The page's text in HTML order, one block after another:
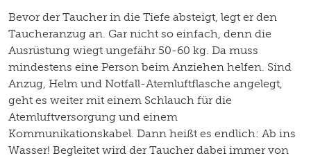
Bevor der Taucher in die Tiefe absteigt, legt er den
Taucheranzug an. Gar nicht so einfach, denn die
Ausrüstung wiegt ungefähr 50-60 kg. Da muss
mindestens eine Person beim Anziehen helfen. Sind
Anzug, Helm und Notfall-Atemluftflasche angelegt,
geht es weiter mit einem Schlauch für die
Atemluftversorgung und einem
Kommunikationskabel. Dann heißt es endlich: Ab ins
Wasser! Begleitet wird der Taucher dabei immer von